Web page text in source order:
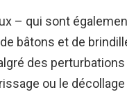
– qui sont
bâtons et de
des
ou le